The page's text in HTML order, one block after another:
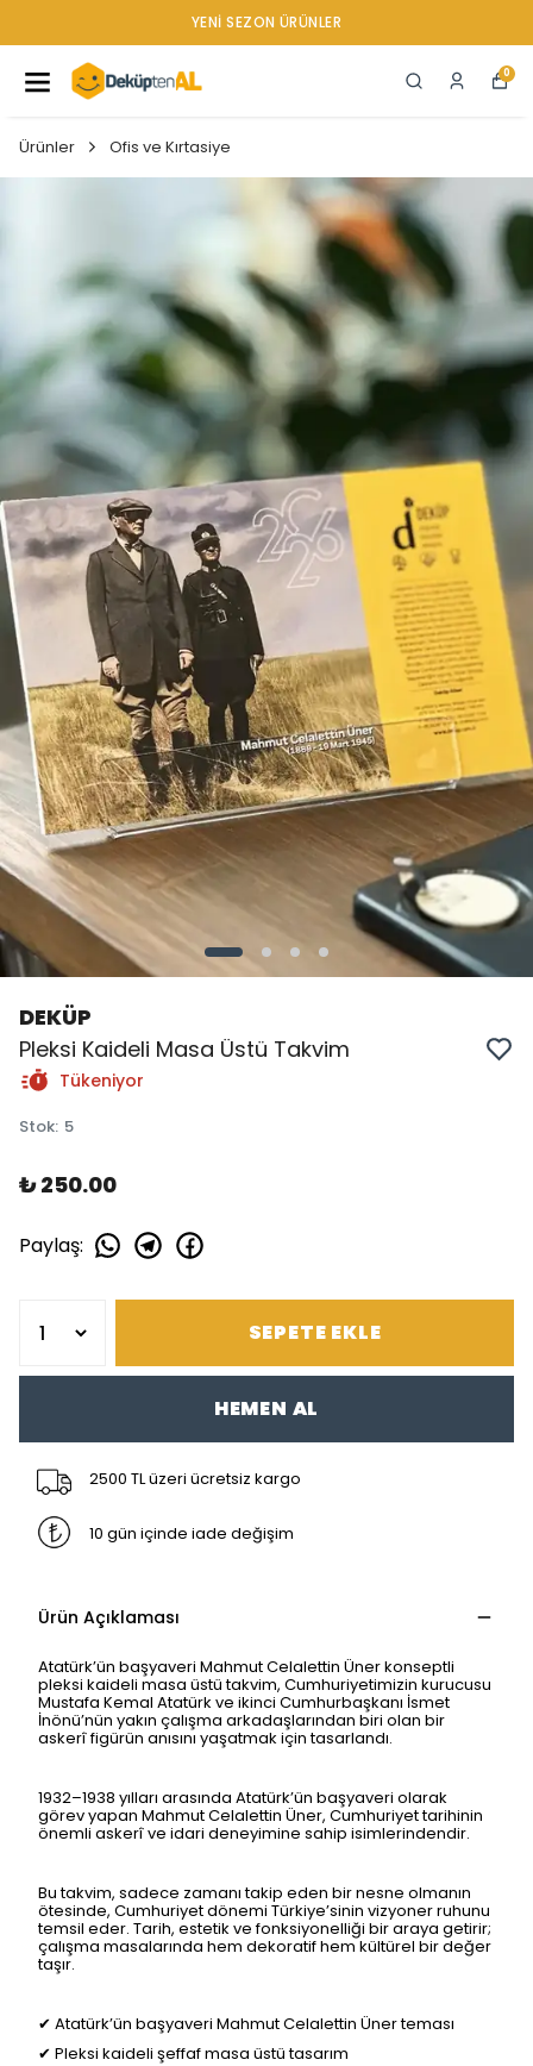
YENI SEZON ÜRÜNLER
0
Ürünler Ofis ve Kırtasiye
DEKÜP
Pleksi Kaideli Masa Üstü Takvim
Tükeniyor
Stok: 5
₺ 250.00
Paylaş:
SEPETE EKLE
HEMEN AL
2500 TL üzeri ücretsiz kargo
10 gün içinde iade değişim
Ürün Açıklaması
Atatürk’ün başyaveri Mahmut Celalettin Üner konseptli
pleksi kaideli masa üstü takvim, Cumhuriyetimizin kurucusu
Mustafa Kemal Atatürk ve ikinci Cumhurbaşkanı İsmet
İnönü’nün yakın çalışma arkadaşlarından biri olan bir
askerî figürün anısını yaşatmak için tasarlandı.
1932–1938 yılları arasında Atatürk’ün başyaveri olarak
görev yapan Mahmut Celalettin Üner, Cumhuriyet tarihinin
önemli askerî ve idari deneyimine sahip isimlerindendir.
Bu takvim, sadece zamanı takip eden bir nesne olmanın
ötesinde, Cumhuriyet dönemi Türkiye’sinin vizyoner ruhunu
temsil eder. Tarih, estetik ve fonksiyonelliği bir araya getirir;
çalışma masalarında hem dekoratif hem kültürel bir değer
taşır.
✔ Atatürk’ün başyaveri Mahmut Celalettin Üner teması
✔ Pleksi kaideli şeffaf masa üstü tasarım